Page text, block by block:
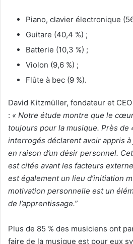
Piano, clavier électronique
Guitare (40,4 %) ;
Batterie (10,3 %) ;
Violon (9,6 %) ;
Flûte à bec (9 %).
David Kitzmüller, fondateur et CEO
: « Notre étude montre que le
toujours pour la musique. Près de
interrogés déclarent avoir appris à
en raison d’un désir personnel.
est citée avant les facteurs
est également un lieu d’initiation
motivation personnelle est un
de l’apprentissage.”
Plus de 85 % des musiciens ont
faire de la musique est pour eux